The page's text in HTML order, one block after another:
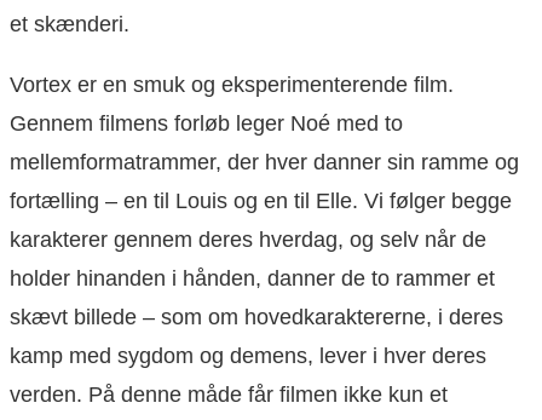
et skænderi.
Vortex er en smuk og eksperimenterende film.
Gennem filmens forløb leger Noé med to
mellemformatrammer, der hver danner sin ramme og
fortælling – en til Louis og en til Elle. Vi følger begge
karakterer gennem deres hverdag, og selv når de
holder hinanden i hånden, danner de to rammer et
skævt billede – som om hovedkaraktererne, i deres
kamp med sygdom og demens, lever i hver deres
verden. På denne måde får filmen ikke kun et